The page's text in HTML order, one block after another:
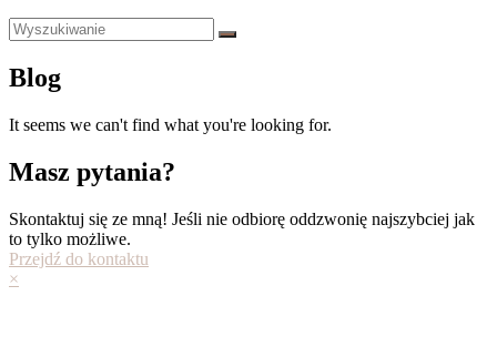
Blog
It seems we can't find what you're looking for.
Masz pytania?
Skontaktuj się ze mną! Jeśli nie odbiorę oddzwonię najszybciej jak
to tylko możliwe.
Przejdź do kontaktu
×